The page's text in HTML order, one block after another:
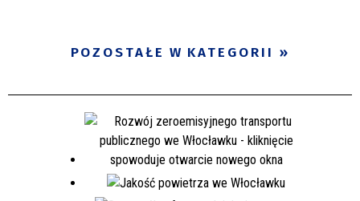
POZOSTAŁE W KATEGORII